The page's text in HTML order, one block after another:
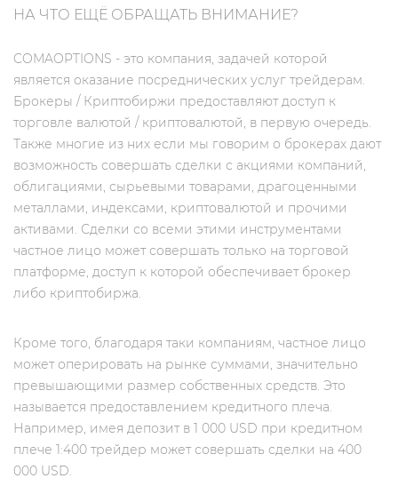
НА ЧТО ЕЩЁ ОБРАЩАТЬ ВНИМАНИЕ?
COMAOPTIONS - это компания, задачей которой
является оказание посреднических услуг трейдерам.
Брокеры / Криптобиржи предоставляют доступ к
торговле валютой / криптовалютой, в первую очередь.
Также многие из них если мы говорим о брокерах дают
возможность совершать сделки с акциями компаний,
облигациями, сырьевыми товарами, драгоценными
металлами, индексами, криптовалютой и прочими
активами. Сделки со всеми этими инструментами
частное лицо может совершать только на торговой
платформе, доступ к которой обеспечивает брокер
либо криптобиржа.
Кроме того, благодаря таки компаниям, частное лицо
может оперировать на рынке суммами, значительно
превышающими размер собственных средств. Это
называется предоставлением кредитного плеча.
Например, имея депозит в 1 000 USD при кредитном
плече 1:400 трейдер может совершать сделки на 400
000 USD.